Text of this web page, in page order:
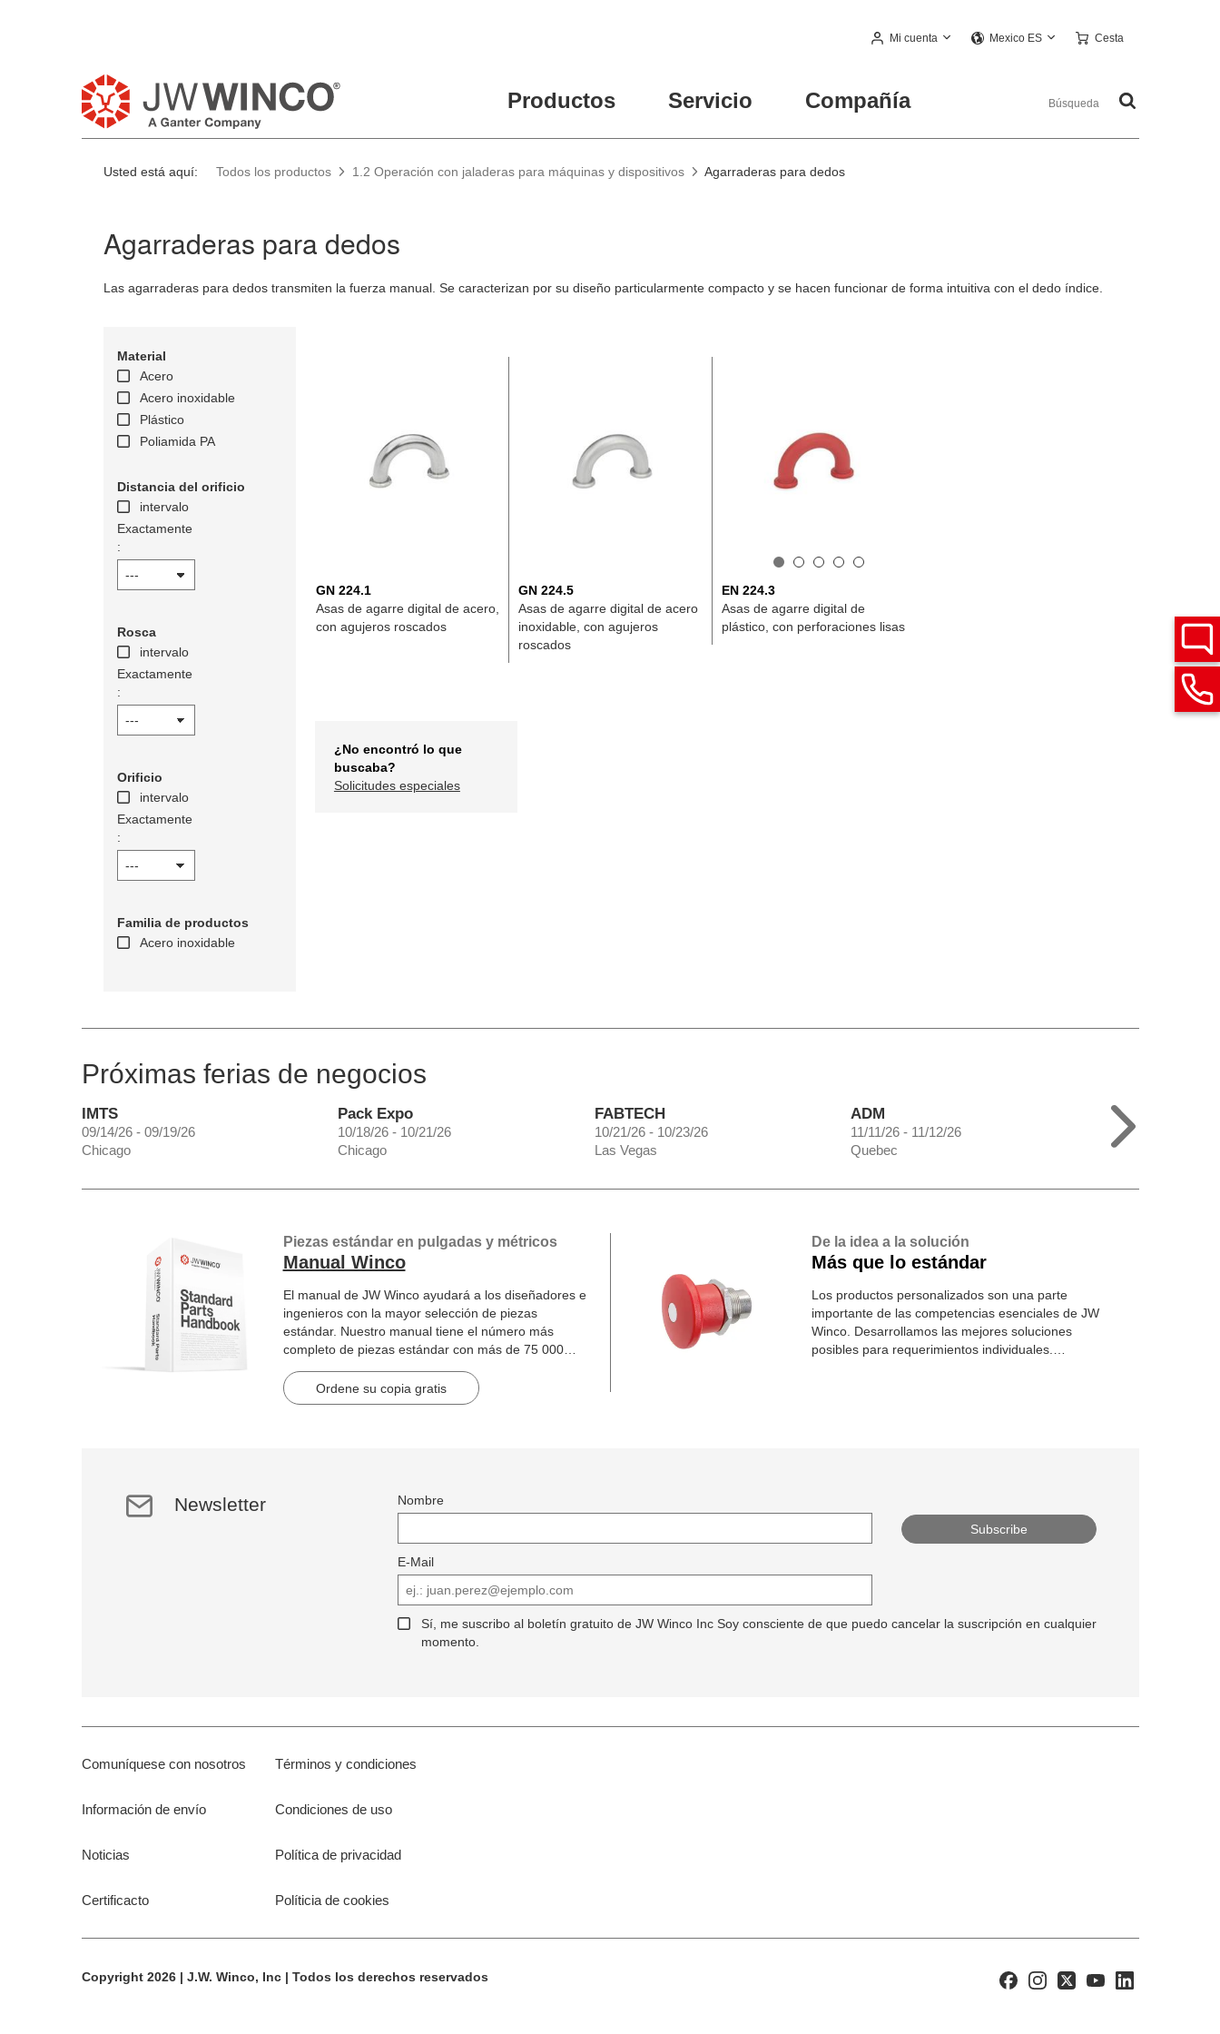
Mi cuenta Mexico ES Cesta
Productos Servicio Compañía
Usted está aquí: Todos los productos 1.2 Operación con jaladeras para máquinas y dispositivos Agarraderas para dedos
Agarraderas para dedos
Las agarraderas para dedos transmiten la fuerza manual. Se caracterizan por su diseño particularmente compacto y se hacen funcionar de forma intuitiva con el dedo índice.
Material
Acero
Acero inoxidable
Plástico
Poliamida PA
Distancia del orificio
intervalo
Exactamente
:
Rosca
intervalo
Exactamente
:
Orificio
intervalo
Exactamente
:
Familia de productos
Acero inoxidable
GN 224.1
Asas de agarre digital de acero,
con agujeros roscados
GN 224.5
Asas de agarre digital de acero
inoxidable, con agujeros
roscados
EN 224.3
Asas de agarre digital de
plástico, con perforaciones lisas
¿No encontró lo que
buscaba?
Solicitudes especiales
Próximas ferias de negocios
IMTS
09/14/26 - 09/19/26
Chicago
Pack Expo
10/18/26 - 10/21/26
Chicago
FABTECH
10/21/26 - 10/23/26
Las Vegas
ADM
11/11/26 - 11/12/26
Quebec
Piezas estándar en pulgadas y métricos
Manual Winco
El manual de JW Winco ayudará a los diseñadores e
ingenieros con la mayor selección de piezas
estándar. Nuestro manual tiene el número más
completo de piezas estándar con más de 75 000
Ordene su copia gratis
De la idea a la solución
Más que lo estándar
Los productos personalizados son una parte
importante de las competencias esenciales de JW
Winco. Desarrollamos las mejores soluciones
posibles para requerimientos individuales.
Newsletter Nombre
E-Mail
Sí, me suscribo al boletín gratuito de JW Winco Inc Soy consciente de que puedo cancelar la suscripción en cualquier
momento.
Comuníquese con nosotros
Información de envío
Noticias
Certificacto
Términos y condiciones
Condiciones de uso
Política de privacidad
Políticia de cookies
Copyright 2026 | J.W. Winco, Inc | Todos los derechos reservados